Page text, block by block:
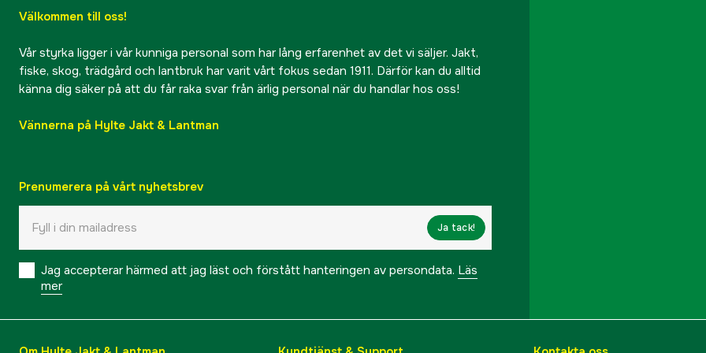
Välkommen till oss!
Vår styrka ligger i vår kunniga personal som har lång erfarenhet av det vi säljer. Jakt,
fiske, skog, trädgård och lantbruk har varit vårt fokus sedan 1911. Därför kan du alltid
känna dig säker på att du får raka svar från ärlig personal när du handlar hos oss!
Vännerna på Hylte Jakt & Lantman
Prenumerera på vårt nyhetsbrev
Ja tack!
Jag accepterar härmed att jag läst och förstått hanteringen av persondata. Läs
mer